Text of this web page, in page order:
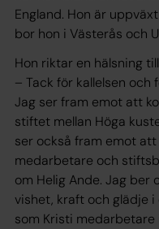
England. Hon är
bor hon i Västerås och
Hon riktar en hälsning
– Tack för kallelsen
Jag ser fram emot att
stiftet mellan Höga
ser också fram emot
medarbetare och
om Helig Ande. Jag ber
vishet, kraft och glädje
som Kristi medarbetare